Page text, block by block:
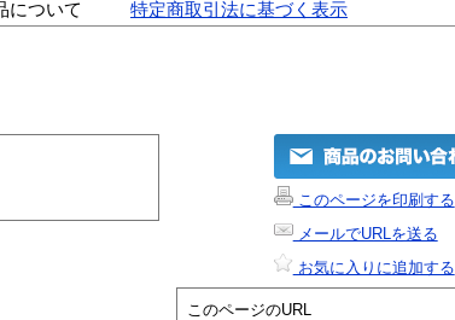
について
特定商取引法に基づく表示
このページを印刷する
メールでURLを送る
お気に入りに追加する
このページのURL